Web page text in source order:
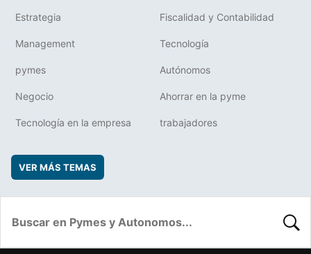
Estrategia Fiscalidad y Contabilidad
Management Tecnología
pymes Autónomos
Negocio Ahorrar en la pyme
Tecnología en la empresa trabajadores
VER MÁS TEMAS